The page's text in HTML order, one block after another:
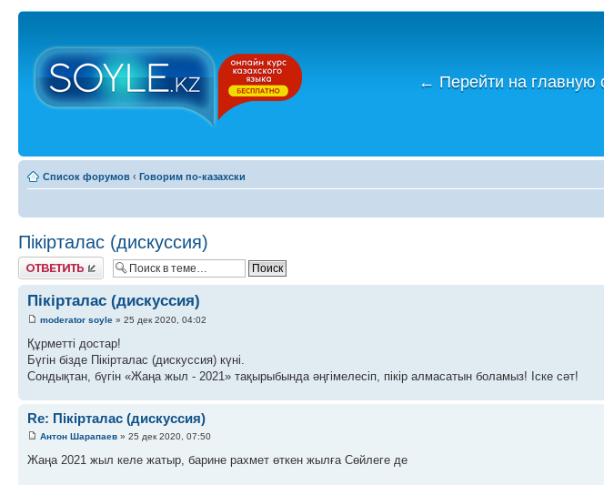
← Перейти на главную
Список форумов ‹ Говорим по-казахски
Пікірталас (дискуссия)
Ответить
Пікірталас (дискуссия)
moderator soyle » 25 дек 2020, 04:02
Құрметті достар!
Бүгін бізде Пікірталас (дискуссия) күні.
Сондықтан, бүгін «Жаңа жыл - 2021» тақырыбында әңгімелесіп, пікір алмасатын боламыз! Іске сәт!
Re: Пікірталас (дискуссия)
Антон Шарапаев » 25 дек 2020, 07:50
Жаңа 2021 жыл келе жатыр, барине рахмет өткен жылға Сөйлеге де